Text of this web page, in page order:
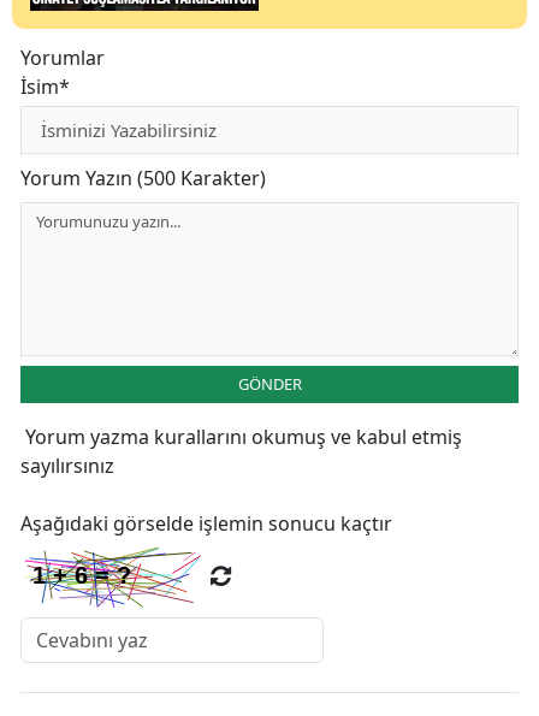
Yorumlar
İsim*
Yorum Yazın (500 Karakter)
GÖNDER
Yorum yazma kurallarını okumuş ve kabul etmiş
sayılırsınız
Aşağıdaki görselde işlemin sonucu kaçtır